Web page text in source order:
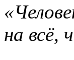
на всё,